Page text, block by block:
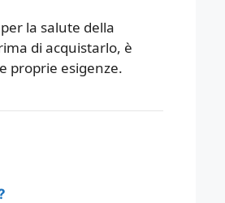
la salute della
di acquistarlo, è
proprie esigenze.